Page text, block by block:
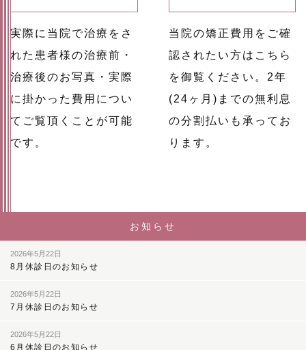
実際に当院で治療をさ
れた患者様の治療前・
治療後のお写真・実際
に掛かった費用につい
てご覧頂くことが可能
です。
当院の矯正費用をご確
認されたい方はこちら
を御覧ください。2年
(24ヶ月)までの無利息
の分割払いも承ってお
ります。
お知らせ
2026年5月22日
8月休診日のお知らせ
2026年5月22日
7月休診日のお知らせ
2026年5月22日
6月休診日のお知らせ